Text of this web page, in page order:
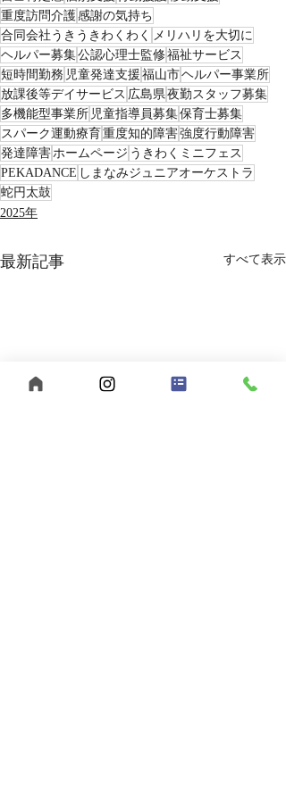
重度訪問介護 感謝の気持ち
合同会社うきうきわくわく メリハリを大切に
ヘルパー募集公認心理士監修福祉サービス
短時間勤務 児童発達支援 福山市ヘルパー事業所
放課後等デイサービス 広島県夜勤スタッフ募集
多機能型事業所 児童指導員募集保育士募集
スパーク運動療育 重度知的障害強度行動障害
発達障害ホームページ うきわくミニフェス
PEKADANCE しまなみジュニアオーケストラ
蛇円太鼓
2025年
最新記事 すべて表示